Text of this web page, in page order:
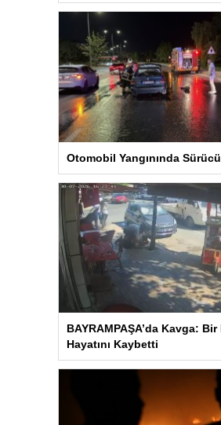
Otomobil Yangınında
BAYRAMPAŞA’da Kavga: Bir
Hayatını Kaybetti